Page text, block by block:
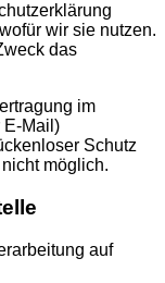
wir sie nutzen.
das
im
E-Mail)
Schutz
möglich.
auf